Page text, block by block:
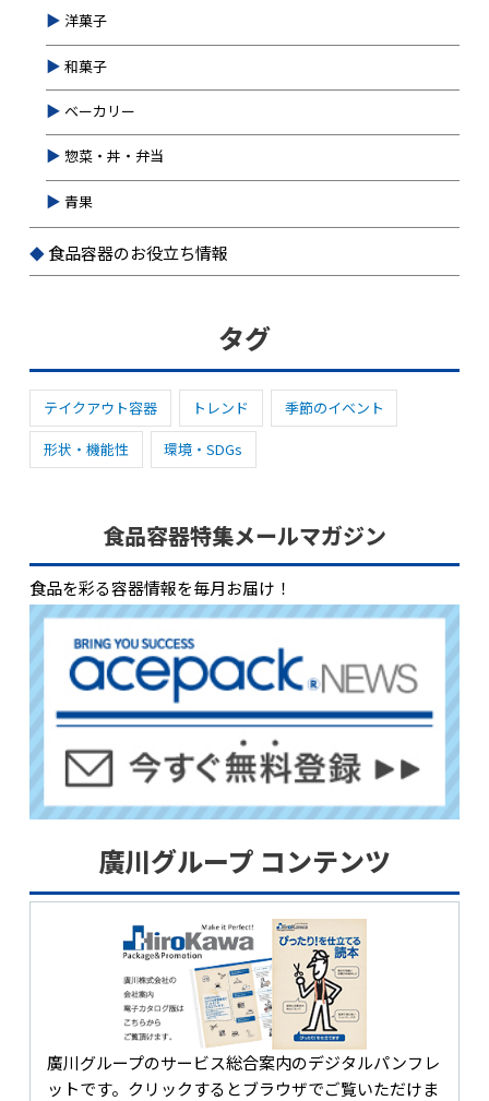
洋菓子
和菓子
ベーカリー
惣菜・丼・弁当
青果
食品容器のお役立ち情報
タグ
テイクアウト容器 トレンド
季節のイベント
形状・機能性
環境・SDGs
食品容器特集メールマガジン
食品を彩る容器情報を毎月お届け！
廣川グループ コンテンツ
廣川グループのサービス総合案内のデジタルパンフレ
ットです。クリックするとブラウザでご覧いただけま